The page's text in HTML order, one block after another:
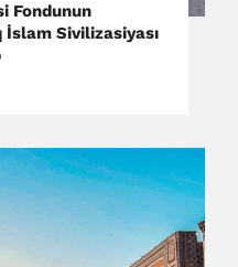
Fondunun
Sivilizasiyası